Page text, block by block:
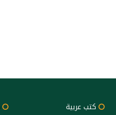
كتب عربية